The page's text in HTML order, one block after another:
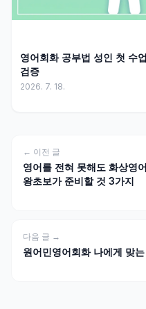
영어회화 공부법 성인 첫 수
검증
2026. 7. 18.
← 이전 글
영어를 전혀 못해도 화상영
왕초보가 준비할 것 3가지
다음 글 →
원어민영어회화 나에게 맞